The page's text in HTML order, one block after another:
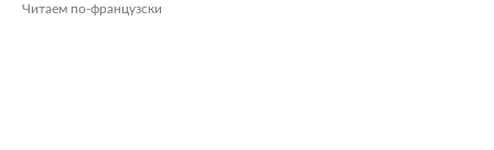
Читаем по-французски